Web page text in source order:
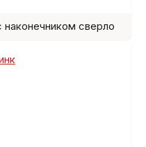
сверло